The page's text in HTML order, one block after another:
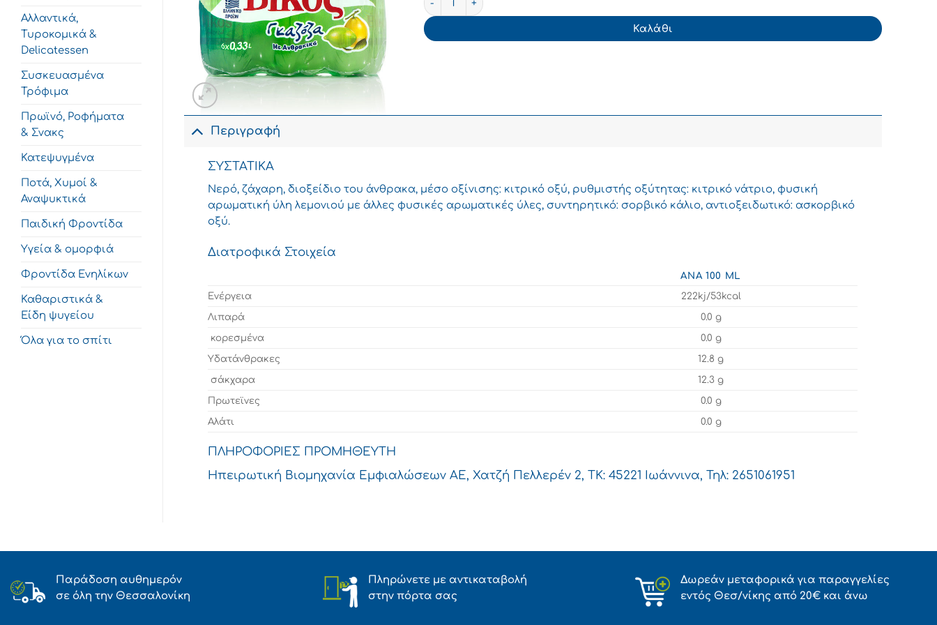
Αλλαντικά,
Τυροκομικά &
Delicatessen
Συσκευασμένα
Τρόφιμα
Πρωϊνό, Ροφήματα
& Σνακς
Κατεψυγμένα
Ποτά, Χυμοί &
Αναψυκτικά
Παιδική Φροντίδα
Υγεία & ομορφιά
Φροντίδα Ενηλίκων
Καθαριστικά &
Είδη ψυγείου
Όλα για το σπίτι
Καλάθι
Περιγραφή
ΣΥΣΤΑΤΙΚΑ
Νερό, ζάχαρη, διοξείδιο του άνθρακα, μέσο οξίνισης: κιτρικό οξύ, ρυθμιστής οξύτητας: κιτρικό νάτριο, φυσική
αρωματική ύλη λεμονιού με άλλες φυσικές αρωματικές ύλες, συντηρητικό: σορβικό κάλιο, αντιοξειδωτικό: ασκορβικό
οξύ.
Διατροφικά Στοιχεία
ΑΝΆ 100 ML
Ενέργεια
222kj/53kcal
Λιπαρά
0.0 g
κορεσμένα
0.0 g
Υδατάνθρακες
12.8 g
σάκχαρα
12.3 g
Πρωτεϊνες
0.0 g
Αλάτι
0.0 g
ΠΛΗΡΟΦΟΡΙΕΣ ΠΡΟΜΗΘΕΥΤΗ
Ηπειρωτική Βιομηχανία Εμφιαλώσεων ΑΕ, Χατζή Πελλερέν 2, ΤΚ: 45221 Ιωάννινα, Τηλ: 2651061951
Παράδοση αυθημερόν
σε όλη την Θεσσαλονίκη
Πληρώνετε με αντικαταβολή
στην πόρτα σας
Δωρεάν μεταφορικά για παραγγελίες
εντός Θεσ/νίκης από 20€ και άνω